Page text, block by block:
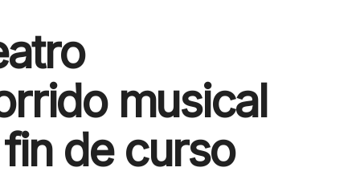
musical
de curso